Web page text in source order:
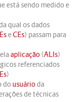
está sendo medido e
qual os dados
eCEs) passam para
aplicação(ALIs)
referenciados
)
do usuárioda
de técnicas